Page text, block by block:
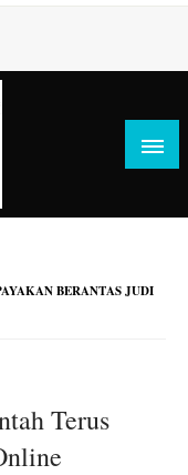
BERANTAS JUDI
Terus